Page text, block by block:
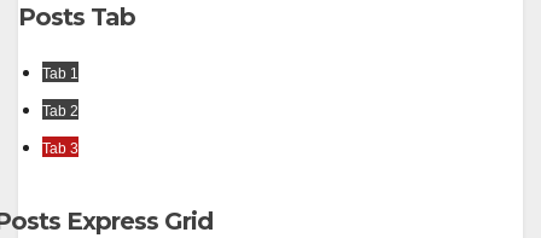
Posts Tab
Tab 1
Tab 2
Tab 3
Express Grid